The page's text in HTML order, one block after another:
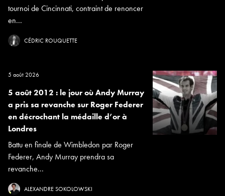
tournoi de Cincinnati, contraint de renoncer
en...
CÉDRIC ROUQUETTE
5 août 2026
5 août 2012 : le jour où Andy Murray
a pris sa revanche sur Roger Federer
en décrochant la médaille d’or à
Londres
Battu en finale de Wimbledon par Roger
Federer, Andy Murray prendra sa
revanche...
ALEXANDRE SOKOLOWSKI